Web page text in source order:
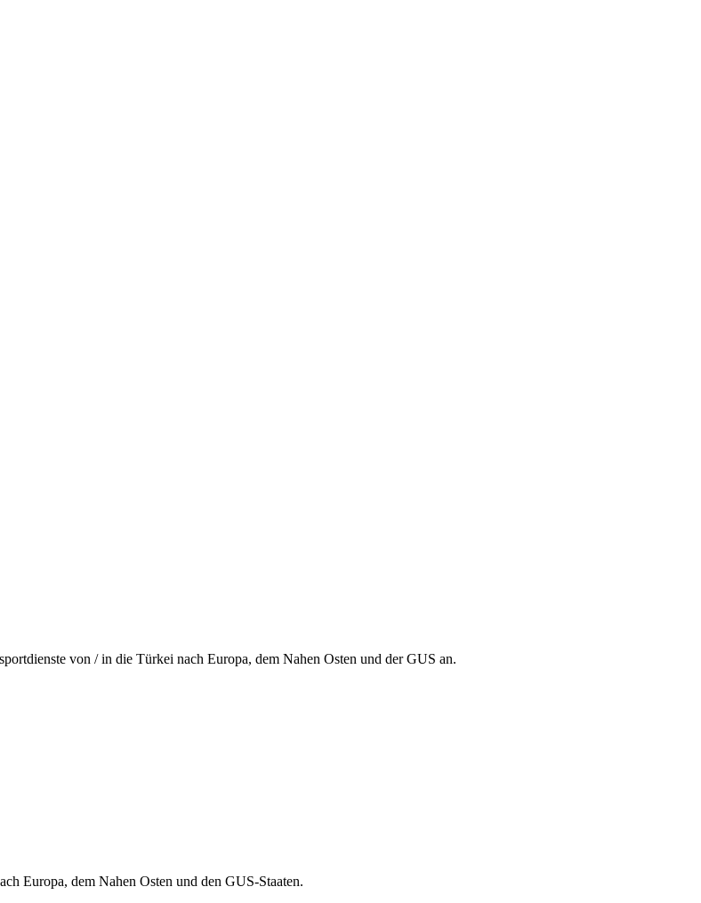
von / in die Türkei nach Europa, dem Nahen Osten und der GUS an.
Europa, dem Nahen Osten und den GUS-Staaten.